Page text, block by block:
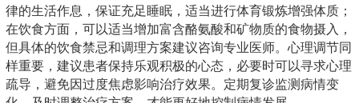
律的生活作息，保证充足睡眠，适当进行体育锻炼增强体质；
在饮食方面，可以适当增加富含酪氨酸和矿物质的食物摄入，
但具体的饮食禁忌和调理方案建议咨询专业医师。心理调节同
样重要，建议患者保持乐观积极的心态，必要时可以寻求心理
疏导，避免因过度焦虑影响治疗效果。定期复诊监测病情变